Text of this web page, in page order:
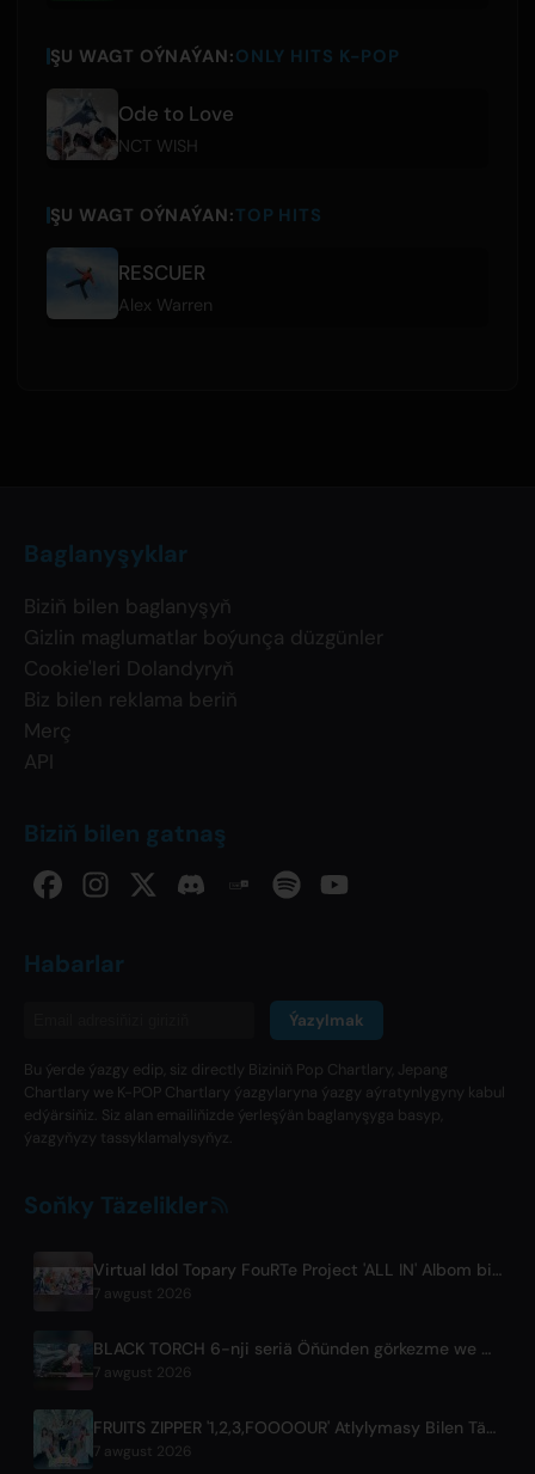
ŞU WAGT OÝNAÝAN:ONLY HITS K-POP
Ode to Love
NCT WISH
ŞU WAGT OÝNAÝAN:TOP HITS
RESCUER
Alex Warren
Baglanyşyklar
Biziň bilen baglanyşyň
Gizlin maglumatlar boýunça düzgünler
Cookie'leri Dolandyryň
Biz bilen reklama beriň
Merç
API
Biziň bilen gatnaş
Habarlar
Ýazylmak
Bu ýerde ýazgy edip, siz directly Biziniň Pop Chartlary, Jepang
Chartlary we K-POP Chartlary ýazgylaryna ýazgy aýratynlygyny kabul
edýärsiňiz. Siz alan emailiňizde ýerleşýän baglanyşyga basyp,
ýazgyňyzy tassyklamalysyňyz.
Soňky Täzelikler
Virtual Idol Topary FouRTe Project 'ALL IN' Albom bilen Debyut Edýär, m-flo-nuň ☆Taku Takahashi Öndürdi
7 awgust 2026
BLACK TORCH 6-nji seriä Öňünden görkezme we Geçiriş Jikme-jiklikleri
7 awgust 2026
FRUITS ZIPPER '1,2,3,FOOOOUR' Atlylymasy Bilen Täze Hyzmatdaşlyk Aýdymyny Çykardy
7 awgust 2026